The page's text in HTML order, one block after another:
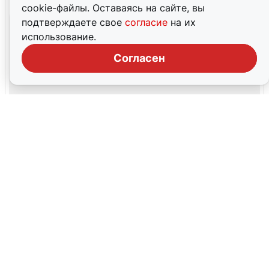
cookie-файлы. Оставаясь на сайте, вы
подтверждаете свое согласие на их
использование.
Согласен